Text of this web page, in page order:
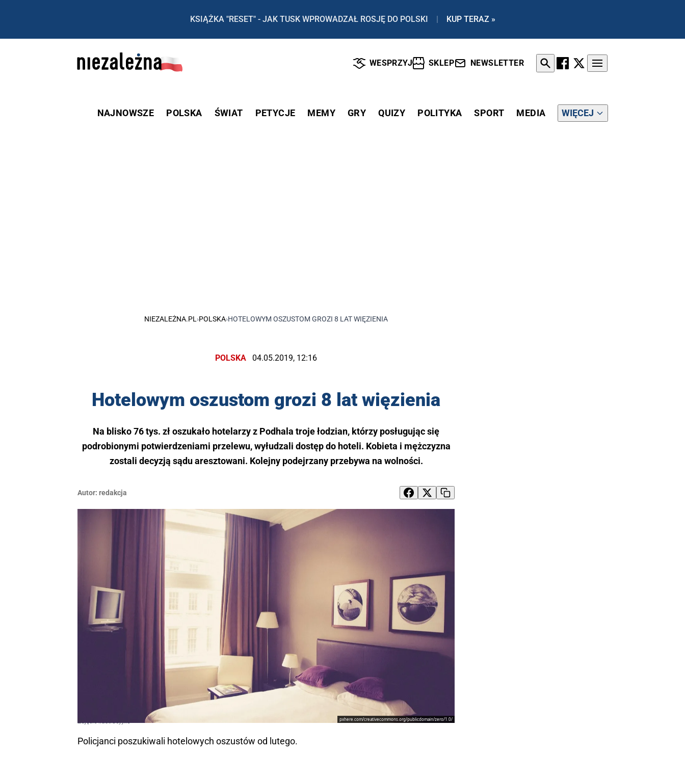
KSIĄŻKA "RESET" - JAK TUSK WPROWADZAŁ ROSJĘ DO POLSKI | KUP TERAZ »
WESPRZYJ SKLEP NEWSLETTER
NAJNOWSZE POLSKA ŚWIAT PETYCJE MEMY GRY QUIZY POLITYKA SPORT MEDIA WIĘCEJ
NIEZALEŻNA.PL ›POLSKA›HOTELOWYM OSZUSTOM GROZI 8 LAT WIĘZIENIA
POLSKA 04.05.2019, 12:16
Hotelowym oszustom grozi 8 lat więzienia
Na blisko 76 tys. zł oszukało hotelarzy z Podhala troje łodzian, którzy posługując się
podrobionymi potwierdzeniami przelewu, wyłudzali dostęp do hoteli. Kobieta i mężczyzna
zostali decyzją sądu aresztowani. Kolejny podejrzany przebywa na wolności.
Autor: redakcja
pxhere.com/creativecommons.org/publicdomain/zero/1.0/
Policjanci poszukiwali hotelowych oszustów od lutego.